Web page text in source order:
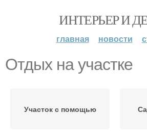
ИНТЕРЬЕР И
главная новости
Отдых на участке
Участок с помощью